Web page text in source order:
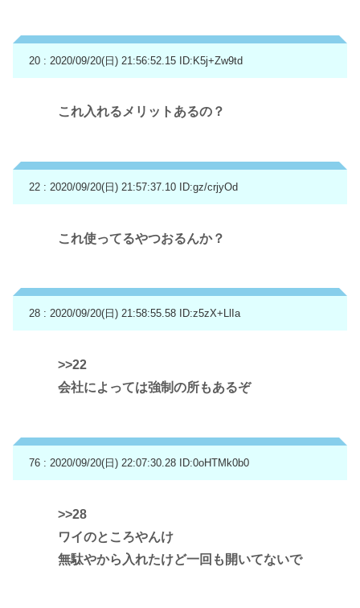
20 : 2020/09/20(日) 21:56:52.15 ID:K5j+Zw9td
これ入れるメリットあるの？
22 : 2020/09/20(日) 21:57:37.10 ID:gz/crjyOd
これ使ってるやつおるんか？
28 : 2020/09/20(日) 21:58:55.58 ID:z5zX+LlIa
>>22
会社によっては強制の所もあるぞ
76 : 2020/09/20(日) 22:07:30.28 ID:0oHTMk0b0
>>28
ワイのところやんけ
無駄やから入れたけど一回も開いてないで